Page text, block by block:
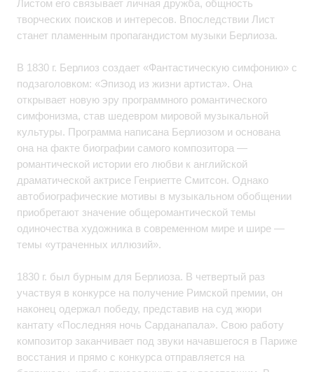
Листом его связывает личная дружба, общность
творческих поисков и интересов. Впоследствии Лист
станет пламенным пропагандистом музыки Берлиоза.
В 1830 г. Берлиоз создает «Фантастическую симфонию» с
подзаголовком: «Эпизод из жизни артиста». Она
открывает новую эру программного романтического
симфонизма, став шедевром мировой музыкальной
культуры. Программа написана Берлиозом и основана
она на факте биографии самого композитора —
романтической истории его любви к английской
драматической актрисе Генриетте Смитсон. Однако
автобиографические мотивы в музыкальном обобщении
приобретают значение общеромантической темы
одиночества художника в современном мире и шире —
темы «утраченных иллюзий».
1830 г. был бурным для Берлиоза. В четвертый раз
участвуя в конкурсе на получение Римской премии, он
наконец одержал победу, представив на суд жюри
кантату «Последняя ночь Сарданапала». Свою работу
композитор заканчивает под звуки начавшегося в Париже
восстания и прямо с конкурса отправляется на